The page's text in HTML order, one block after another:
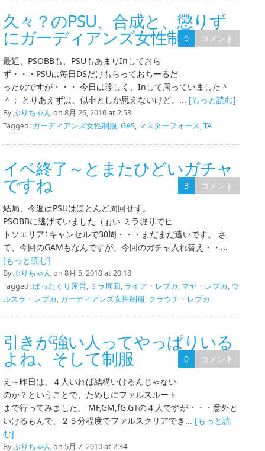
久々？のPSU、合成と、懲りず
にガーディアンズ女性制服
0
コメント
最近、PSOBBも、PSUもあまりInしておら
ず・・・PSUは毎日DSだけもらっておちーるだ
ったのですが・・・ 今日は珍しく、Inして周っていました＾
＾； とりあえずは、似非としか思えないけど、... [もっと読む]
Byぶりちゃん on 8月 26, 2010 at 2:58
Tagged: ガーディアンズ女性制服,GAS, マスターフォース,TA
イベ終了～とまたひどいガチャ
ですね 3
コメント
結局、今週はPSUはほとんど周回せず。
PSOBBに逃げていました（ぉい ミラ堀りでヒ
トソエリア1キャンセルで30周・・・まだまだ遠いです。 さ
て、今回のGAMもなんですが、今回のガチャ入れ替え・・...
[もっと読む]
Byぶりちゃん on 8月 5, 2010 at 20:18
Tagged:ぼったくり運営, ミラ周回, ライア・レプカ, マヤ・レプカ, ウ
ルスラ・レプカ, ガーディアンズ女性制服, クラウチ・レプカ
引きが強い人ってやっぱりいる
よね、そして制服 0
コメント
え～昨日は、４人いれば結構いけるんじゃない
のか？ということで、ためしにファルスルート
まで行ってみました。 MF,GM,fG,GTの４人ですが・・・意外と
いけるもんで、２５分程度でファルスクリアでき... [もっと読
む]
Byぶりちゃん on 5月 7, 2010 at 2:34